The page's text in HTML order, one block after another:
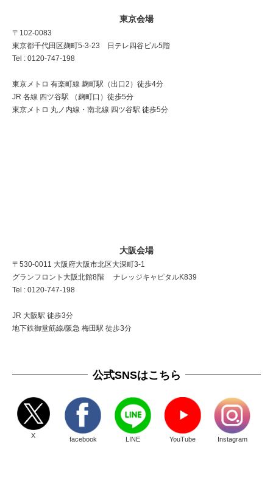
東京会場
〒102-0083
東京都千代田区麹町5-3-23 日テレ四谷ビル5階
Tel : 0120-747-198
東京メトロ 有楽町線 麹町駅（出口2）徒歩4分
JR 各線 四ツ谷駅 （麹町口）徒歩5分
東京メトロ 丸ノ内線・南北線 四ツ谷駅 徒歩5分
大阪会場
〒530-0011 大阪府大阪市北区大深町3-1
グランフロント大阪北館8階 ナレッジキャピタルK839
Tel : 0120-747-198
JR 大阪駅 徒歩3分
地下鉄御堂筋線/阪急 梅田駅 徒歩3分
公式SNSはこちら
X facebook LINE YouTube Instagram